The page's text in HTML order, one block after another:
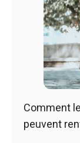
Comment
peuvent